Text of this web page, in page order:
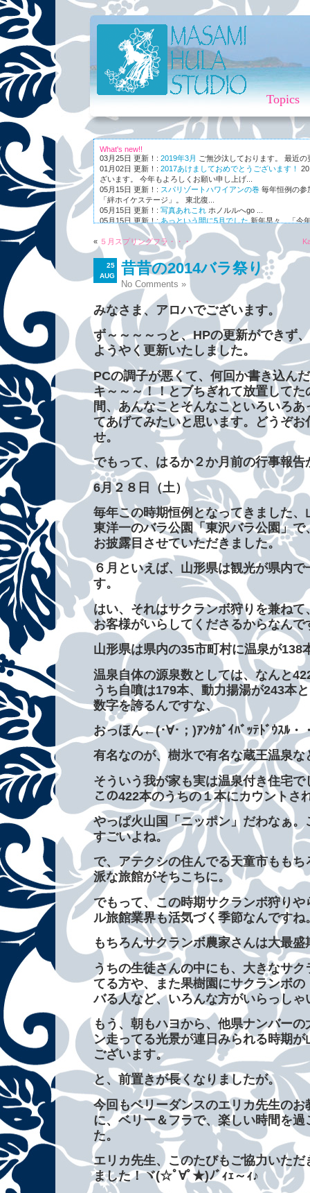
Topics
What's new!!
03月25日 更新！: 2019年3月 ご無沙汰しております。 最近
01月02日 更新！: 2017あけましておめでとうございます！
ざいます。 今年もよろしくお願い申し上げ...
05月15日 更新！: スパリゾートハワイアンの巻 毎年恒例の参
「絆ホイケステージ」。 東北復...
05月15日 更新！: 写真あれこれ ホノルルへgo ...
05月15日 更新！: あっという間に5月でした 新年早々、「今
ながら～～、まさかの5月。 世...
01月03日 更新！:Maunaleo皆様ご存じ、ケアリー・レイシ
オと...
« ５月スプリングフラ・・・
25
AUG
昔昔の2014バラ祭り
No Comments »
みなさま、アロハでございます。
ず～～～～っと、HPの更新ができず
ようやく更新いたしました。
PCの調子が悪くて、何回か書き込ん
キ～～～！！とブちぎれて放置して
間、あんなことそんなこといろいろ
てあげてみたいと思います。どうぞ
せ。
でもって、はるか２か月前の行事報告
6月２８日（土）
毎年この時期恒例となってきました
東洋一のバラ公園「東沢バラ公園」
お披露目させていただきました。
６月といえば、山形県は観光が県内
す。
はい、それはサクランボ狩りを兼ね
お客様がいらしてくださるからなんで
山形県は県内の35市町村に温泉が138
温泉自体の源泉数としては、なんと
うち自噴は179本、動力揚湯が243本
数字を誇るんですな、
おっほん←(･∀･；)ｱﾝﾀｶﾞｲﾊﾞｯﾃﾄﾞｳｽﾙ・
有名なのが、樹氷で有名な蔵王温泉な
そういう我が家も実は温泉付き住宅
この422本のうちの１本にカウントさ
やっぱ火山国「ニッポン」だわなぁ
すごいよね。
で、アテクシの住んでる天童市もも
派な旅館がそちこちに。
でもって、この時期サクランボ狩り
ル旅館業界も活気づく季節なんですね
もちろんサクランボ農家さんは大最
うちの生徒さんの中にも、大きなサ
てる方や、また果樹園にサクランボ
バる人など、いろんな方がいらっしゃ
もう、朝もハヨから、他県ナンバー
ン走ってる光景が連日みられる時期
ございます。
と、前置きが長くなりましたが。
今回もベリーダンスのエリカ先生の
に、ベリー＆フラで、楽しい時間を
た。
エリカ先生、このたびもご協力いた
ました！ヾ(☆ﾟ∀ﾟ★)ﾉﾞｨｪ～ｨ♪